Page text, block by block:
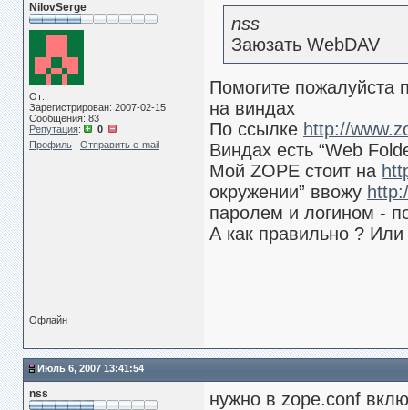
NilovSerge
От:
Зарегистрирован: 2007-02-15
Сообщения: 83
Репутация:
0
Профиль
Отправить e-mail
nss
Заюзать WebDAV
Помогите пожалуйста
на виндах
По ссылке http://
Виндах есть “Web
Мой ZOPE стоит на
окружении” ввожу
паролем и логином -
А как правильно ? Или
Офлайн
Июль 6, 2007 13:41:54
nss
нужно в zope.conf